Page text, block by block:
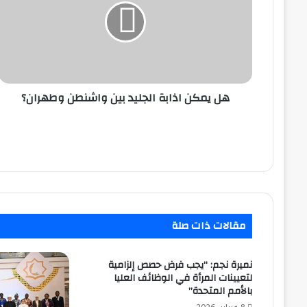
هل يمكن اذابة الجليد بين واشنطن وطهران؟
مقالات ذات صلة
نميرة نجم: “يجب فرض حصص إلزامية
لتعيينات المرأة في الوظائف العليا
بالأمم المتحدة”